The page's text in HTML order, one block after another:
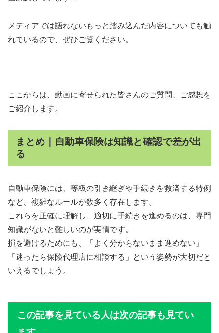
メディアでは語れないもっと踏み込んだ内容についても触
れているので、ぜひご覧ください。
ここからは、動画に寄せられた皆さんのご質問、ご感想を
ご紹介します。
まとめ｜自動車保険は知識と確認で差が出
る
自動車保険には、等級の引き継ぎや手続きを救済する特例
など、複雑なルールが数多く存在します。
これらを正確に理解し、適切に手続きを進めるのは、専門
知識がないと難しいのが実情です。
損を避けるためにも、「よく分からないまま進めない」
「迷ったら保険代理店に相談する」という姿勢が大切だと
いえるでしょう。
この記事を見ている人は次の記事も見てい